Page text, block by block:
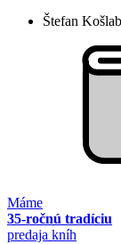
Štefan Košlab
Máme
35-ročnú tradíciu
predaja kníh